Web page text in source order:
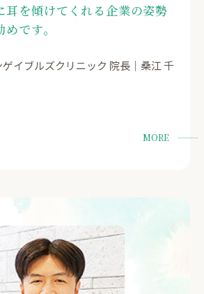
耳を傾けてくれる企業の姿勢
です。
イブルズクリニック 院長｜桑江 千
MORE